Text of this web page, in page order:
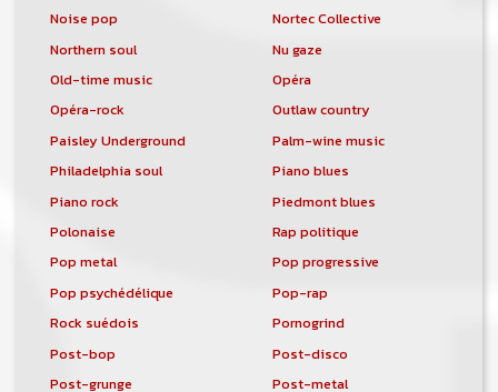
Noise pop
Nortec Collective
Northern soul
Nu gaze
Old-time music
Opéra
Opéra-rock
Outlaw country
Paisley Underground
Palm-wine music
Philadelphia soul
Piano blues
Piano rock
Piedmont blues
Polonaise
Rap politique
Pop metal
Pop progressive
Pop psychédélique
Pop-rap
Rock suédois
Pornogrind
Post-bop
Post-disco
Post-grunge
Post-metal